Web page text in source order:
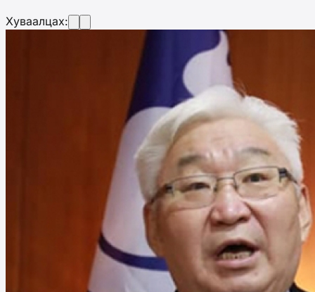
Хуваалцах: